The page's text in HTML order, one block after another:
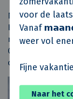
voor de
Vanaf
weer vol
Fijne
Naar het
Naast LIV
KlokGroep en
materieeldienst
Cuijk bezoeken,
op met
Patrick
De